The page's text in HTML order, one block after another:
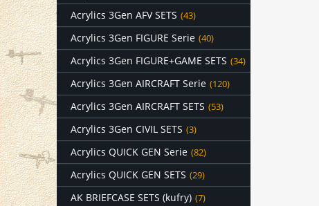
Acrylics 3Gen AFV SETS (43)
Acrylics 3Gen FIGURE Serie (40)
Acrylics 3Gen FIGURE+GAME SETS (34)
Acrylics 3Gen AIRCRAFT Serie (120)
Acrylics 3Gen AIRCRAFT SETS (53)
Acrylics 3Gen CIVIL SETS (3)
Acrylics QUICK GEN Serie (82)
Acrylics QUICK GEN SETS (29)
AK BRIEFCASE SETS (kufry) (7)